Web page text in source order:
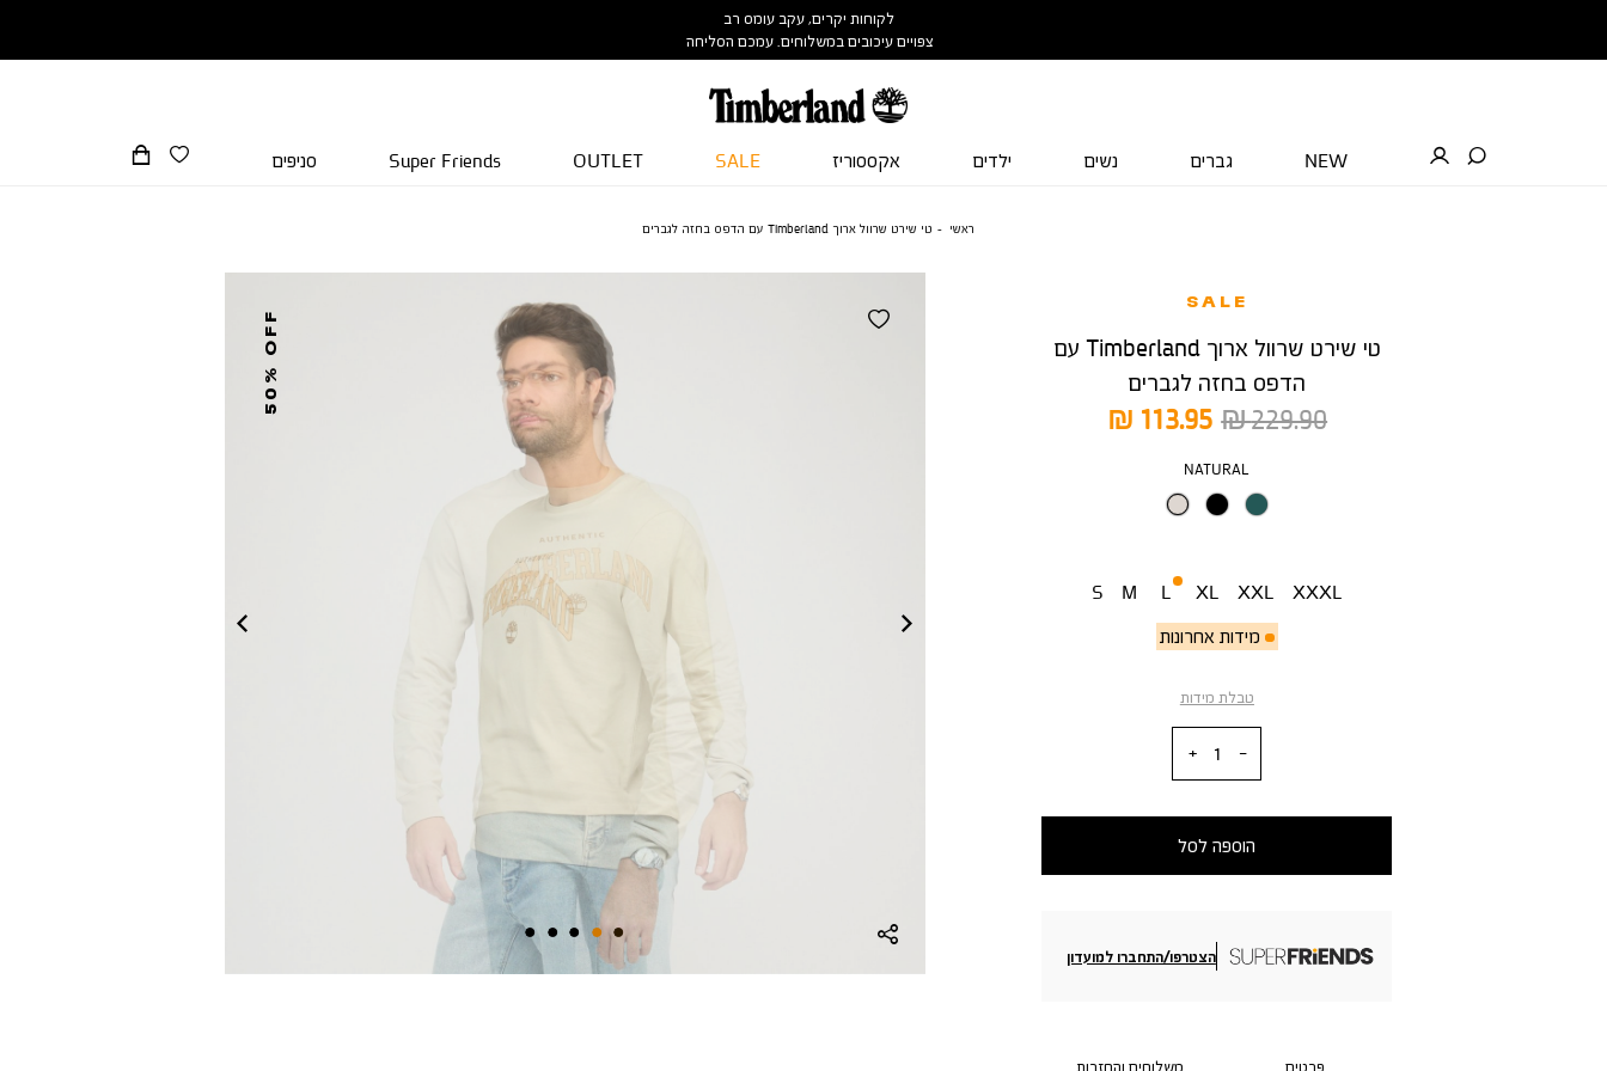
לקוחות יקרים, עקב עומס רב
צפויים עיכובים במשלוחים. עמכם הסליחה
NEW גברים נשים ילדים אקססוריז SALE
OUTLET
Super Friends סניפים
ראשי טי שירט שרוול ארוך Timberland עם הדפס בחזה לגברים
50% OFF
SALE
טי שירט שרוול ארוך Timberland עם
הדפס בחזה לגברים
מחיר
מוצר
113.95 ₪
מחיר
229.90 ₪
צבע
NATURAL
S M
L
מידות אחרונות
XL XXL XXXL
טבלת מידות
הוספה לסל
הצטרפו/התחברו למועדון
פרטים משלוחים והחזרות